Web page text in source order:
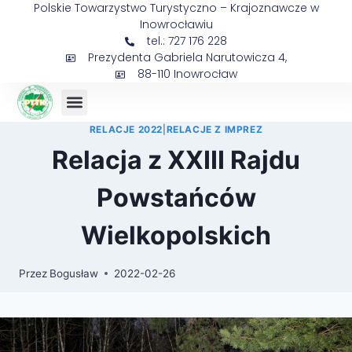
Polskie Towarzystwo Turystyczno – Krajoznawcze w
Inowrocławiu
tel.: 727 176 228
Prezydenta Gabriela Narutowicza 4,
88-110 Inowrocław
RELACJE 2022 RELACJE Z IMPREZ
Relacja z XXIII Rajdu
Powstańców
Wielkopolskich
Przez Bogusław 2022-02-26